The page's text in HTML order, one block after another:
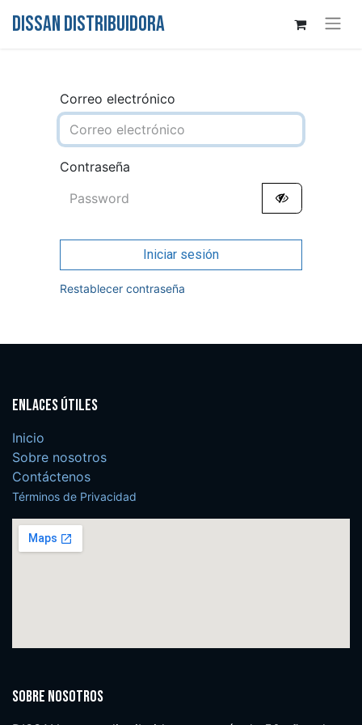
DISSAN DISTRIBUIDORA
Correo electrónico
Contraseña
Iniciar sesión
Restablecer contraseña
Enlaces útiles
Inicio
Sobre nosotros
Contáctenos
Términos de Privacidad
Sobre nosotros